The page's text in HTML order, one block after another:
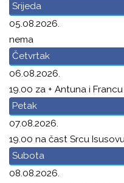
Srijeda
05.08.2026.
nema
Četvrtak
06.08.2026.
19.00 za + Antuna i
Petak
07.08.2026.
19.00 na čast Srcu
Subota
08.08.2026.